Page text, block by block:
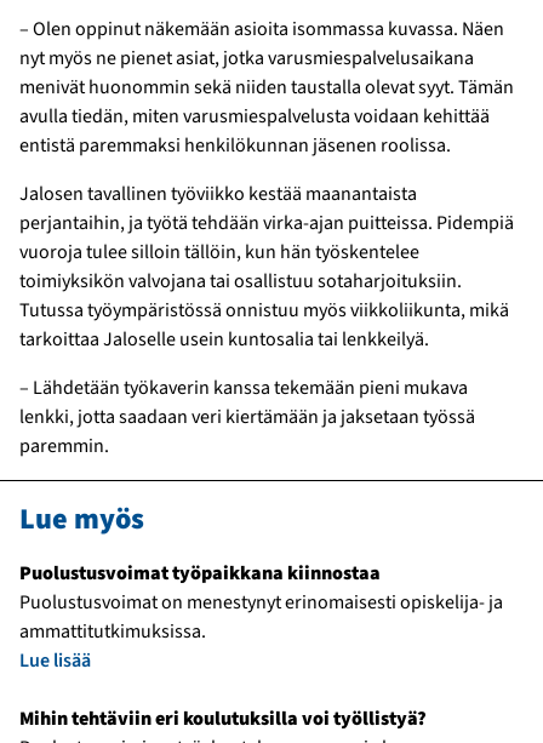
– Olen oppinut näkemään asioita isommassa kuvassa. Näen
nyt myös ne pienet asiat, jotka varusmiespalvelusaikana
menivät huonommin sekä niiden taustalla olevat syyt. Tämän
avulla tiedän, miten varusmiespalvelusta voidaan kehittää
entistä paremmaksi henkilökunnan jäsenen roolissa.
Jalosen tavallinen työviikko kestää maanantaista
perjantaihin, ja työtä tehdään virka-ajan puitteissa. Pidempiä
vuoroja tulee silloin tällöin, kun hän työskentelee
toimiyksikön valvojana tai osallistuu sotaharjoituksiin.
Tutussa työympäristössä onnistuu myös viikkoliikunta, mikä
tarkoittaa Jaloselle usein kuntosalia tai lenkkeilyä.
– Lähdetään työkaverin kanssa tekemään pieni mukava
lenkki, jotta saadaan veri kiertämään ja jaksetaan työssä
paremmin.
Lue myös
Puolustusvoimat työpaikkana kiinnostaa
Puolustusvoimat on menestynyt erinomaisesti opiskelija- ja
ammattitutkimuksissa.
Lue lisää
Mihin tehtäviin eri koulutuksilla voi työllistyä?